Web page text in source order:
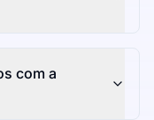
com a